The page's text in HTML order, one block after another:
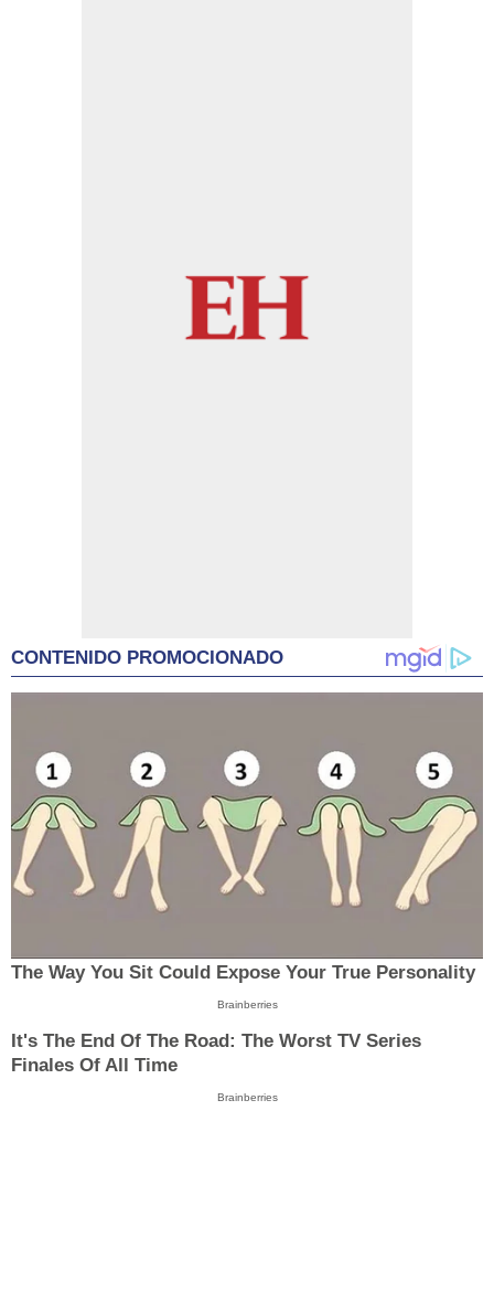
CONTENIDO PROMOCIONADO
The Way You Sit Could Expose Your True Personality
Brainberries
It's The End Of The Road: The Worst TV Series
Finales Of All Time
Brainberries